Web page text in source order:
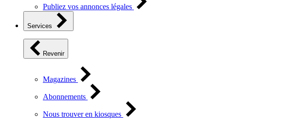
Publiez vos annonces légales
Services
Revenir
Magazines
Abonnements
Nous trouver en kiosques